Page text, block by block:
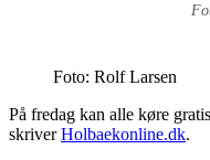
Foto: Rolf Larsen
På fredag kan alle køre
skriverHolbaekonline.dk.